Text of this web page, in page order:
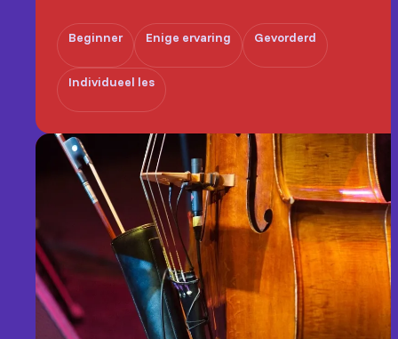
Beginner Enige ervaring Gevorderd
Individueel les